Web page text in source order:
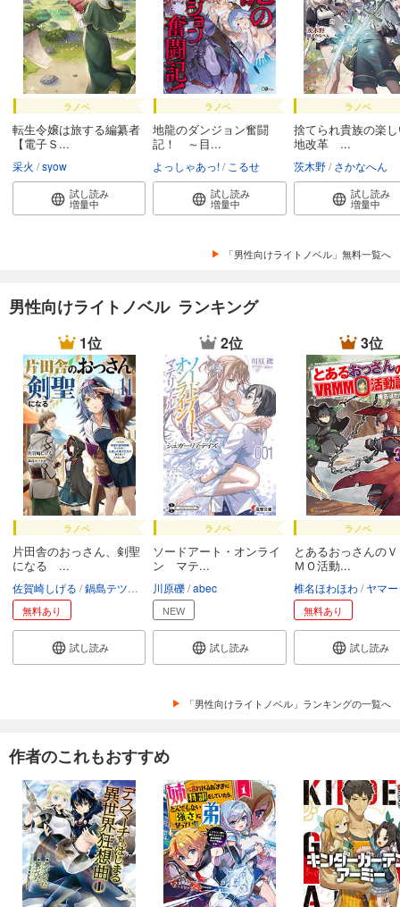
ラノベ
転生令嬢は旅する編纂者
【電子Ｓ...
采火 syow
試し読み
増量中
ラノベ
地龍のダンジョン奮闘
記！ ～目...
よっしゃあっ! こるせ
試し読み
増量中
ラノベ
捨てられ貴族の楽
地改革 ...
茨木野 さかなへん
試し読み
増量中
「男性向けライトノベル」無料一覧へ
男性向けライトノベル ランキング
1位
ラノベ
片田舎のおっさん、剣聖
になる ...
佐賀崎しげる 鍋島テツヒロ
無料あり
試し読み
2位
ラノベ
ソードアート・オンライ
ン マテ...
川原礫 abec
NEW
試し読み
3位
ラノベ
とあるおっさんの
ＭＯ活動...
椎名ほわほわ ヤマ
無料あり
試し読み
「男性向けライトノベル」ランキングの一覧へ
作者のこれもおすすめ